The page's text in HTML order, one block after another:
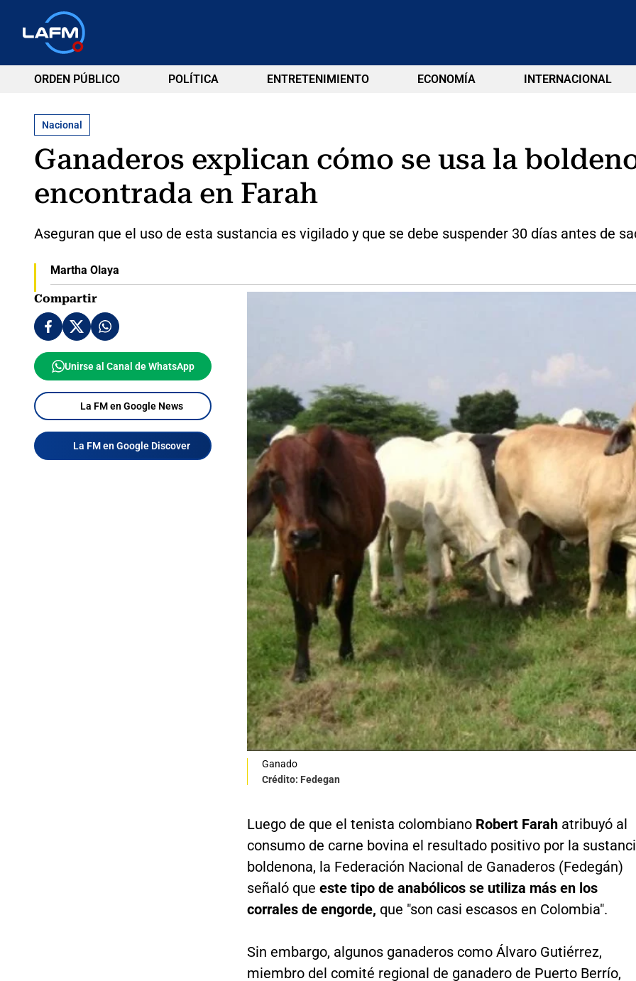
ORDEN PÚBLICO POLÍTICA ENTRETENIMIENTO ECONOMÍA INTERNACIONAL
Nacional
Ganaderos explican cómo se usa la
encontrada en Farah
Aseguran que el uso de esta sustancia es vigilado y que se debe suspender 30 días antes de
Martha Olaya
Compartir
Unirse al Canal de WhatsApp
La FM en Google News
La FM en Google Discover
Ganado
Crédito: Fedegan
Luego de que el tenista colombiano Robert Farah atribuyó al
consumo de carne bovina el resultado positivo por la
boldenona, la Federación Nacional de Ganaderos (Fedegán)
señaló que este tipo de anabólicos se utiliza más en los
corrales de engorde, que "son casi escasos en Colombia".
Sin embargo, algunos ganaderos como Álvaro Gutiérrez,
miembro del comité regional de ganadero de Puerto Berrío,